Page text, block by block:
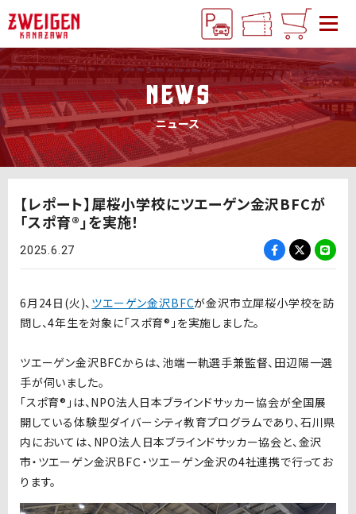
NEWS
ニュース
【レポート】犀桜小学校にツエーゲン金沢BFCが
「スポ育®」を実施！
2025.6.27
6月 24日 (火)、 ツエーゲン金沢BFCが金沢市立犀桜小学校を訪
問し、4年生を対象に「スポ育® 」を実施しました。
ツエーゲン金沢BFCからは、 池端一軌選手兼監督、田辺陽一選
手が伺いました。
「スポ育® 」は、NPO法人日本ブラインドサッカー協会が全国展
開している体験型ダイバーシティ教育プログラムであり、石川県
内においては、 NPO法人日本ブラインドサッカー協会と、金沢
市・ツエーゲン金沢BFＣ・ツエーゲン金沢の4社連携で行ってお
ります。